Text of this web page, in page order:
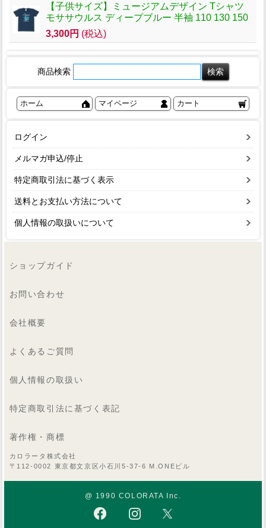
【子供サイズ】ミュージアムデザイン Tシャツ
モササウルス ディープブルー 半袖 110 130 150
3,300円 (税込)
商品検索
ホーム マイページ カート
ログイン
メルマガ申込/停止
特定商取引法に基づく表示
送料とお支払い方法について
個人情報の取扱いについて
ショップガイド
お問い合わせ
会社概要
よくあるご質問
個人情報の取扱い
特定商取引法に基づく表記
著作権・商標
カロラータ株式会社
〒112-0002 東京都文京区小石川5-37-6 M.ONEビル
@ 1990 COLORATA Inc.